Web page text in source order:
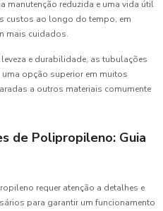
reduzida e uma vida útil
custos ao longo do tempo, em
mais cuidados.
e durabilidade, as tubulações
opção superior em muitos
a outros materiais comumente
de Polipropileno: Guia
requer atenção a detalhes e
para garantir um funcionamento